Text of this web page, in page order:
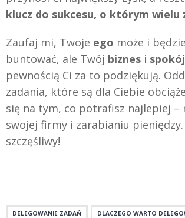
klucz do sukcesu, o którym wielu
Zaufaj mi, Twoje ego może i
buntować, ale Twój biznes i
pewnością Ci za to podziękują.
zadania, które są dla Ciebie
się na tym, co potrafisz najlepiej –
swojej firmy i zarabianiu pieniędzy.
szczęśliwy!
DELEGOWANIE ZADAŃ DLACZEGO WARTO